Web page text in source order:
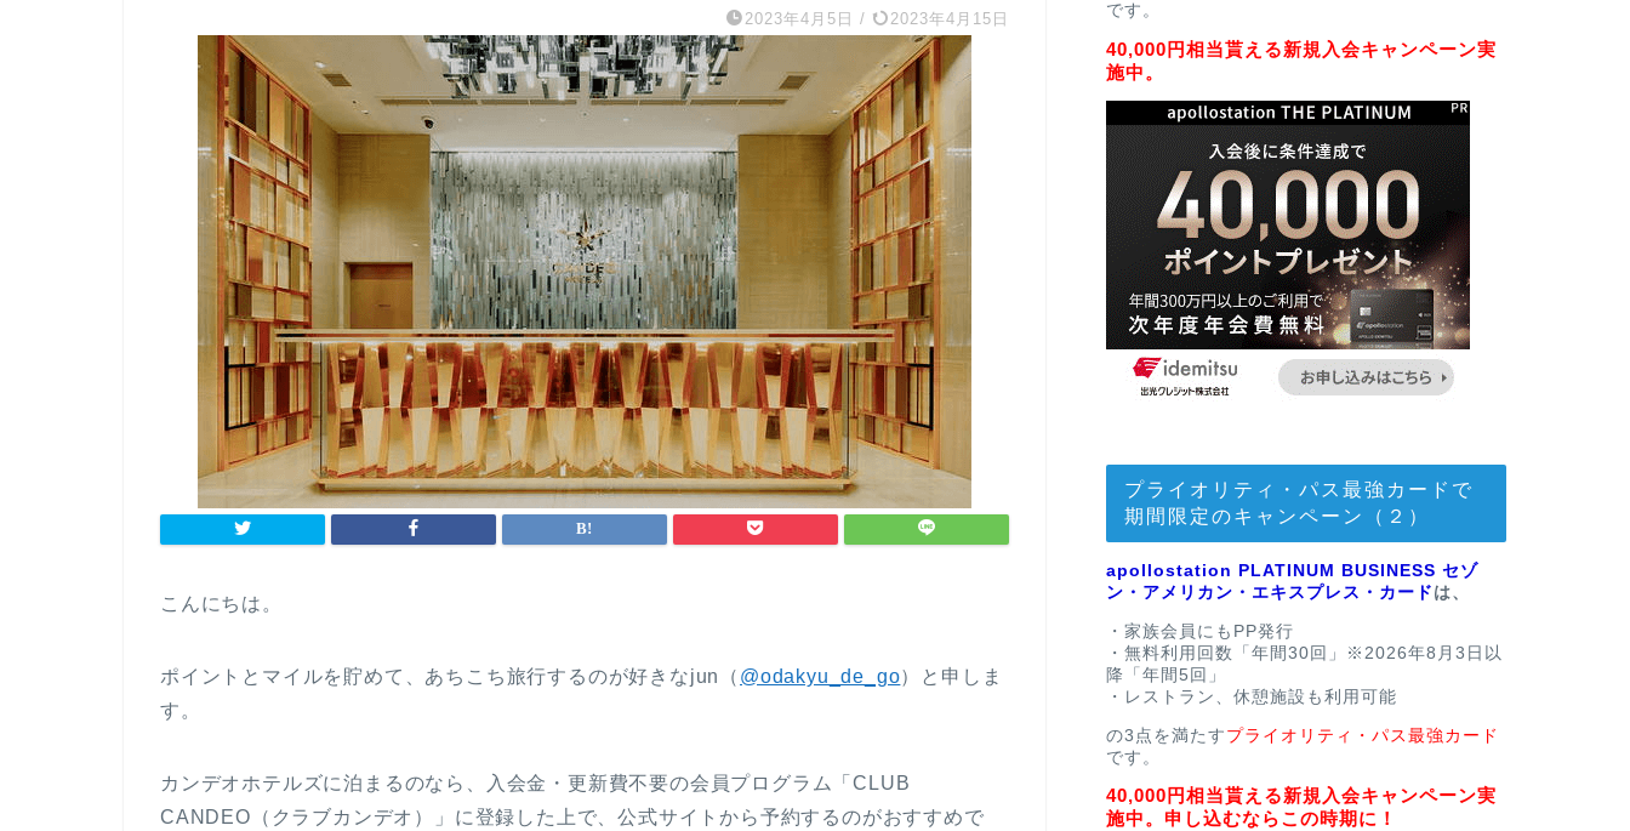
2023年4月5日 / 2023年4月15日
こんにちは。
ポイントとマイルを貯めて、あちこち旅行するのが好きなjun（ @odakyu_de_go）と申しま
す。
カンデオホテルズに泊まるのなら、入会金・更新費不要の会員プログラム「CLUB
CANDEO（クラブカンデオ）」に登録した上で、公式サイトから予約するのがおすすめで
です。
40,000円相当貰える新規入会キャンペーン実
施中。
プライオリティ・パス最強カードで
期間限定のキャンペーン（２）
apollostation PLATINUM BUSINESS セゾ
ン・アメリカン・エキスプレス・カード は、
・家族会員にもPP発行
・無料利用回数「年間30回」※2026年8月3日以
降「年間5回」
・レストラン、休憩施設も利用可能
の3点を満たす プライオリティ・パス最強カード
です。
40,000円相当貰える新規入会キャンペーン実
施中。申し込むならこの時期に！